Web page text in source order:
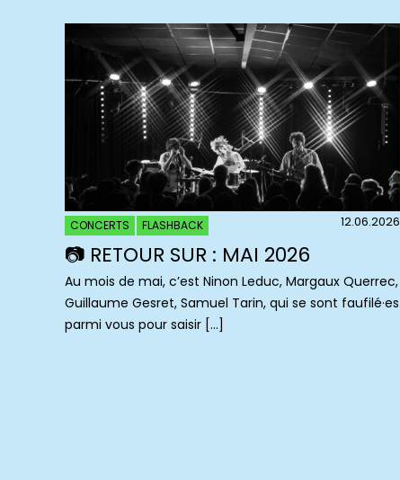
CONCERTS FLASHBACK 12.06.2026
📷 RETOUR SUR : MAI 2026
Au mois de mai, c’est Ninon Leduc, Margaux Querrec,
Guillaume Gesret, Samuel Tarin, qui se sont faufilé·es
parmi vous pour saisir […]